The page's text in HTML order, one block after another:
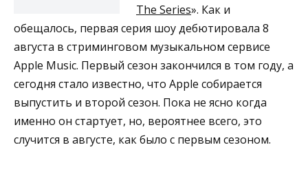
The Series». Как и
обещалось, первая серия шоу дебютировала 8
августа в стриминговом музыкальном сервисе
Apple Music. Первый сезон закончился в том году, а
сегодня стало известно, что Apple собирается
выпустить и второй сезон. Пока не ясно когда
именно он стартует, но, вероятнее всего, это
случится в августе, как было с первым сезоном.